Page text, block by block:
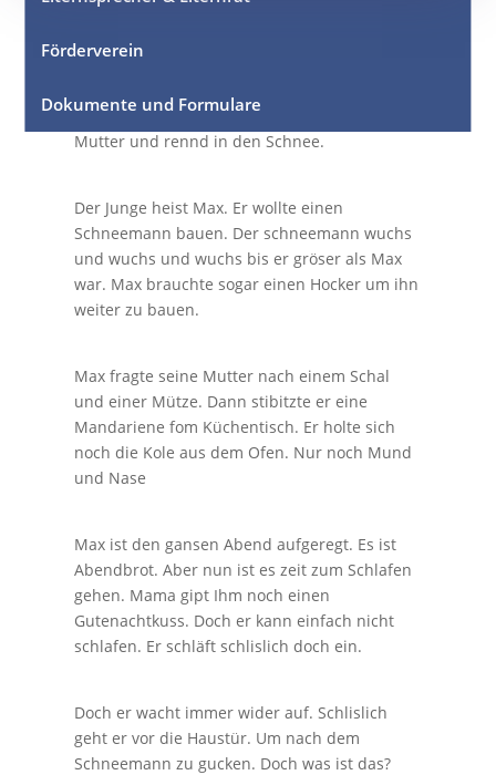
Förderverein
Dokumente und Formulare
sich so schnel er kann an. Er fragt noch seine
Mutter und rennd in den Schnee.
Der Junge heist Max. Er wollte einen
Schneemann bauen. Der schneemann wuchs
und wuchs und wuchs bis er gröser als Max
war. Max brauchte sogar einen Hocker um ihn
weiter zu bauen.
Max fragte seine Mutter nach einem Schal
und einer Mütze. Dann stibitzte er eine
Mandariene fom Küchentisch. Er holte sich
noch die Kole aus dem Ofen. Nur noch Mund
und Nase
Max ist den gansen Abend aufgeregt. Es ist
Abendbrot. Aber nun ist es zeit zum Schlafen
gehen. Mama gipt Ihm noch einen
Gutenachtkuss. Doch er kann einfach nicht
schlafen. Er schläft schlislich doch ein.
Doch er wacht immer wider auf. Schlislich
geht er vor die Haustür. Um nach dem
Schneemann zu gucken. Doch was ist das?